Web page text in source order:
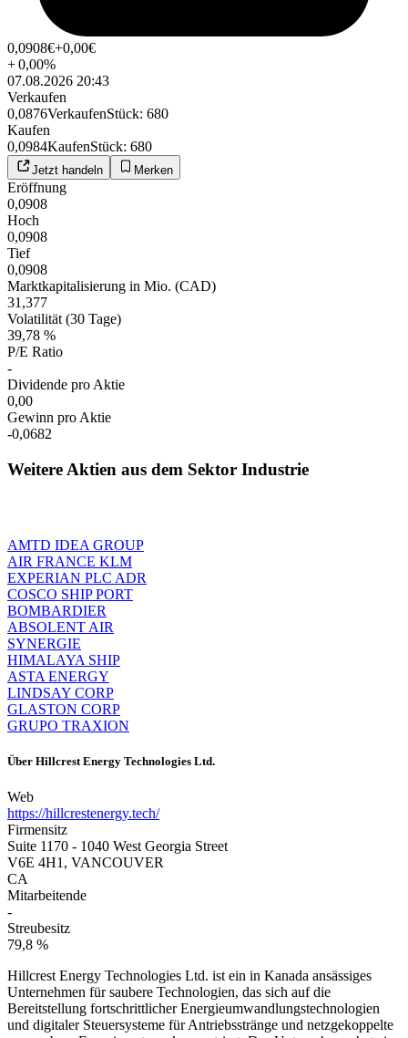
0,0908€+0,00€
+0,00%
07.08.2026 20:43
Verkaufen
0,0876VerkaufenStück: 680
Kaufen
0,0984KaufenStück: 680
Jetzt handeln Merken
Eröffnung
0,0908
Hoch
0,0908
Tief
0,0908
Marktkapitalisierung in Mio. (CAD)
31,377
Volatilität (30 Tage)
39,78 %
P/E Ratio
-
Dividende pro Aktie
0,00
Gewinn pro Aktie
-0,0682
Weitere Aktien aus dem Sektor Industrie
AMTD IDEA GROUP
AIR FRANCE KLM
EXPERIAN PLC ADR
COSCO SHIP PORT
BOMBARDIER
ABSOLENT AIR
SYNERGIE
HIMALAYA SHIP
ASTA ENERGY
LINDSAY CORP
GLASTON CORP
GRUPO TRAXION
Über Hillcrest Energy Technologies Ltd.
Web
https://hillcrestenergy.tech/
Firmensitz
Suite 1170 - 1040 West Georgia Street
V6E 4H1, VANCOUVER
CA
Mitarbeitende
-
Streubesitz
79,8 %
Hillcrest Energy Technologies Ltd. ist ein in Kanada ansässiges
Unternehmen für saubere Technologien, das sich auf die
Bereitstellung fortschrittlicher Energieumwandlungstechnologien
und digitaler Steuersysteme für Antriebsstränge und netzgekoppelte